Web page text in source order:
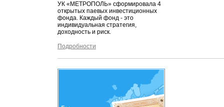
УК «МЕТРОПОЛЬ» сформировала 4
открытых паевых инвестиционных
фонда. Каждый фонд - это
индивидуальная стратегия,
доходность и риск.
Подробности